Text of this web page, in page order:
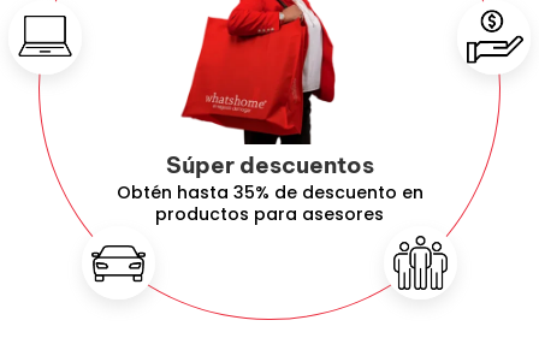
Súper descuentos
Obtén hasta 35% de descuento en
productos para asesores